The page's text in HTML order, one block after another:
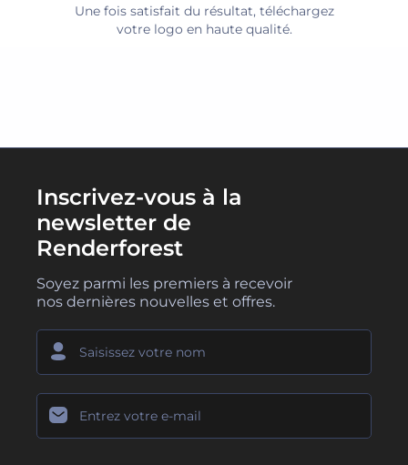
Une fois satisfait du résultat, téléchargez
votre logo en haute qualité.
Inscrivez-vous à la
newsletter de
Renderforest
Soyez parmi les premiers à recevoir
nos dernières nouvelles et offres.